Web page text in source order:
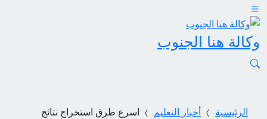
وكالة هنا الجنوب
الرئيسية أخبار التعليم
اسرع طرق استخراج نتائج